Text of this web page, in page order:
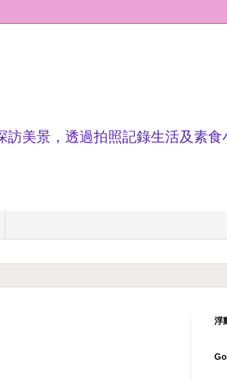
美景，透過拍照記錄生活及素食
浮